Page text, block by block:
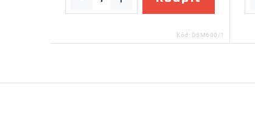
Kód: DSM600/1